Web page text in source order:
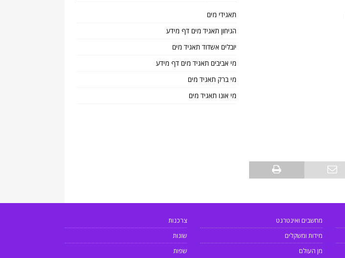
תאגידי מים
הגיחון תאגיד מים דף מידע
יובלים אשדוד תאגיד מים
מי אביבים תאגיד מים דף מידע
מי ברק תאגיד מים
מי אונו תאגיד מים
מחשבים ואינטרנט
מידות ומשקלים
מן העולם
צרכנות
שונות
שפות